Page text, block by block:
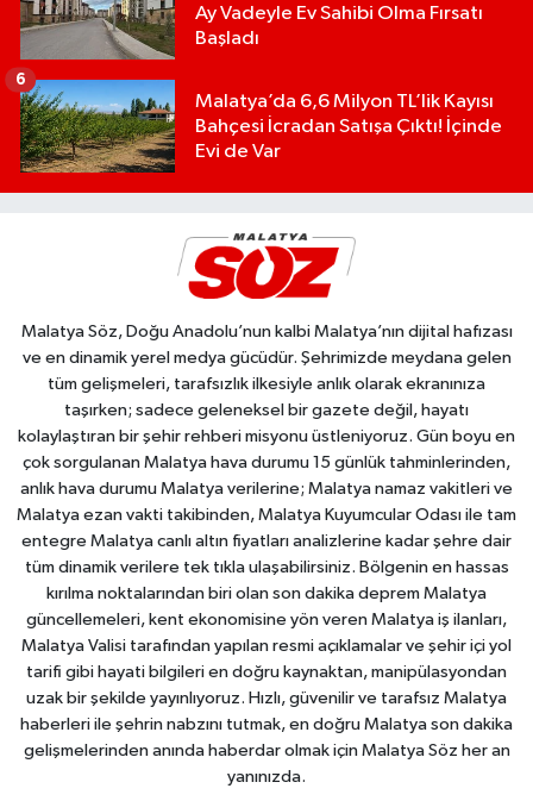
Ay Vadeyle Ev Sahibi Olma Fırsatı
Başladı
Malatya’da 6,6 Milyon TL’lik Kayısı
Bahçesi İcradan Satışa Çıktı! İçinde
Evi de Var
6
Malatya Söz, Doğu Anadolu’nun kalbi Malatya’nın dijital hafızası
ve en dinamik yerel medya gücüdür. Şehrimizde meydana gelen
tüm gelişmeleri, tarafsızlık ilkesiyle anlık olarak ekranınıza
taşırken; sadece geleneksel bir gazete değil, hayatı
kolaylaştıran bir şehir rehberi misyonu üstleniyoruz. Gün boyu en
çok sorgulanan Malatya hava durumu 15 günlük tahminlerinden,
anlık hava durumu Malatya verilerine; Malatya namaz vakitleri ve
Malatya ezan vakti takibinden, Malatya Kuyumcular Odası ile tam
entegre Malatya canlı altın fiyatları analizlerine kadar şehre dair
tüm dinamik verilere tek tıkla ulaşabilirsiniz. Bölgenin en hassas
kırılma noktalarından biri olan son dakika deprem Malatya
güncellemeleri, kent ekonomisine yön veren Malatya iş ilanları,
Malatya Valisi tarafından yapılan resmi açıklamalar ve şehir içi yol
tarifi gibi hayati bilgileri en doğru kaynaktan, manipülasyondan
uzak bir şekilde yayınlıyoruz. Hızlı, güvenilir ve tarafsız Malatya
haberleri ile şehrin nabzını tutmak, en doğru Malatya son dakika
gelişmelerinden anında haberdar olmak için Malatya Söz her an
yanınızda.